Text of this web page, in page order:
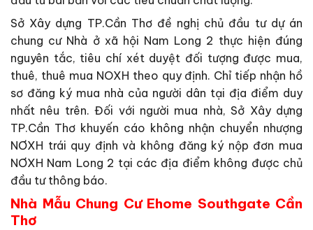
Sở Xây dựng TP.Cần Thơ đề nghị chủ đầu tư dự án
chung cư Nhà ở xã hội Nam Long 2 thực hiện đúng
nguyên tắc, tiêu chí xét duyệt đối tượng được mua,
thuê, thuê mua NOXH theo quy định. Chỉ tiếp nhận hồ
sơ đăng ký mua nhà của người dân tại địa điểm duy
nhất nêu trên. Đối với người mua nhà, Sở Xây dựng
TP.Cần Thơ khuyến cáo không nhận chuyển nhượng
NƠXH trái quy định và không đăng ký nộp đơn mua
NƠXH Nam Long 2 tại các địa điểm không được chủ
đầu tư thông báo.
Nhà Mẫu Chung Cư Ehome Southgate Cần
Thơ